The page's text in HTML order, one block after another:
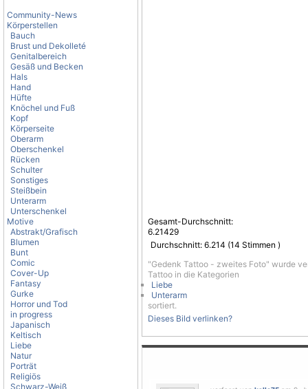
Community-News
Körperstellen
Bauch
Brust und Dekolleté
Genitalbereich
Gesäß und Becken
Hals
Hand
Hüfte
Knöchel und Fuß
Kopf
Körperseite
Oberarm
Oberschenkel
Rücken
Schulter
Sonstiges
Steißbein
Unterarm
Unterschenkel
Motive
Abstrakt/Grafisch
Blumen
Bunt
Comic
Cover-Up
Fantasy
Gurke
Horror und Tod
in progress
Japanisch
Keltisch
Liebe
Natur
Porträt
Religiös
Schwarz-Weiß
Gesamt-Durchschnitt:
6.21429
Durchschnitt: 6.214 (14 Stimmen )
"Gedenk Tattoo - zweites Foto" wurde
Tattoo in die Kategorien
Liebe
Unterarm
sortiert.
Dieses Bild verlinken?